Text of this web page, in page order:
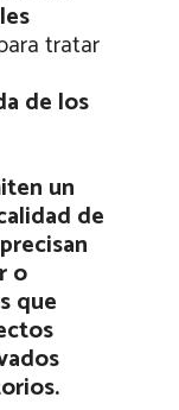
tratar
de los
un
de
o
que